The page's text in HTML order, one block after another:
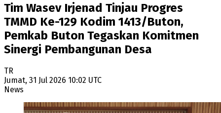
Tim Wasev Irjenad Tinjau Progres
TMMD Ke-129 Kodim 1413/Buton,
Pemkab Buton Tegaskan Komitmen
Sinergi Pembangunan Desa
TR
Jumat, 31 Jul 2026 10:02 UTC
News